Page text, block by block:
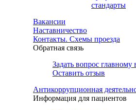
стандарты
Вакансии
Наставничество
Контакты. Схемы проезда
Обратная связь
Задать вопрос главному
Оставить отзыв
Антикоррупционная
Информация для пациентов